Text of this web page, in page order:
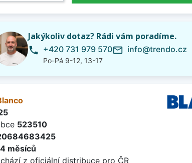
Jakýkoliv dotaz? Rádi vám poradíme.
phone +420 731 979 570
Po-Pá 9-12, 13-17
mail_outline info@trendo.cz
523510
měsíců
z oficiální distribuce pro ČR